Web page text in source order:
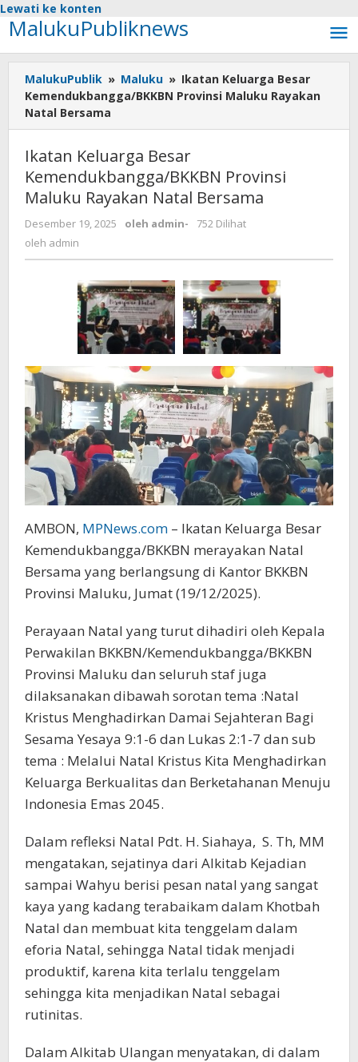
Lewati ke konten
MalukuPubliknews
MalukuPublik » Maluku » Ikatan Keluarga Besar
Kemendukbangga/BKKBN Provinsi Maluku Rayakan
Natal Bersama
Ikatan Keluarga Besar
Kemendukbangga/BKKBN Provinsi
Maluku Rayakan Natal Bersama
Desember 19, 2025 oleh admin-
752 Dilihat
oleh admin
AMBON, MPNews.com – Ikatan Keluarga Besar
Kemendukbangga/BKKBN merayakan Natal
Bersama yang berlangsung di Kantor BKKBN
Provinsi Maluku, Jumat (19/12/2025).
Perayaan Natal yang turut dihadiri oleh Kepala
Perwakilan BKKBN/Kemendukbangga/BKKBN
Provinsi Maluku dan seluruh staf juga
dilaksanakan dibawah sorotan tema :Natal
Kristus Menghadirkan Damai Sejahteran Bagi
Sesama Yesaya 9:1-6 dan Lukas 2:1-7 dan sub
tema : Melalui Natal Kristus Kita Menghadirkan
Keluarga Berkualitas dan Berketahanan Menuju
Indonesia Emas 2045.
Dalam refleksi Natal Pdt. H. Siahaya, S. Th, MM
mengatakan, sejatinya dari Alkitab Kejadian
sampai Wahyu berisi pesan natal yang sangat
kaya yang kadang terabaikam dalam Khotbah
Natal dan membuat kita tenggelam dalam
eforia Natal, sehingga Natal tidak menjadi
produktif, karena kita terlalu tenggelam
sehingga kita menjadikan Natal sebagai
rutinitas.
Dalam Alkitab Ulangan menyatakan, di dalam